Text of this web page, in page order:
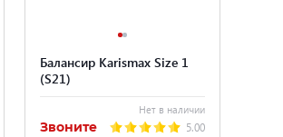
Балансир Karismax Size 1
(S21)
Нет в наличии
Звоните 5.00